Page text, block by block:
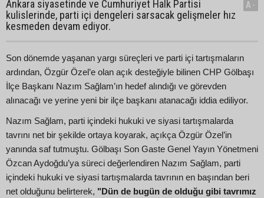
Ankara siyasetinde ve Cumhuriyet Halk Partisi
kulislerinde, parti içi dengeleri sarsacak gelişmeler hız
kesmeden devam ediyor.
A-
Son dönemde yaşanan yargı süreçleri ve parti içi tartışmaların
ardından, Özgür Özel’e olan açık desteğiyle bilinen CHP Gölbaşı
İlçe Başkanı Nazım Sağlam’ın hedef alındığı ve görevden
alınacağı ve yerine yeni bir ilçe başkanı atanacağı iddia ediliyor.
Nazım Sağlam, parti içindeki hukuki ve siyasi tartışmalarda
tavrını net bir şekilde ortaya koyarak, açıkça Özgür Özel’in
yanında saf tutmuştu. Gölbaşı Son Gaste Genel Yayın Yönetmeni
Özcan Aydoğdu’ya süreci değerlendiren Nazım Sağlam, parti
içindeki hukuki ve siyasi tartışmalarda tavrının en başından beri
net olduğunu belirterek, "Dün de bugün de olduğu gibi tavrımız